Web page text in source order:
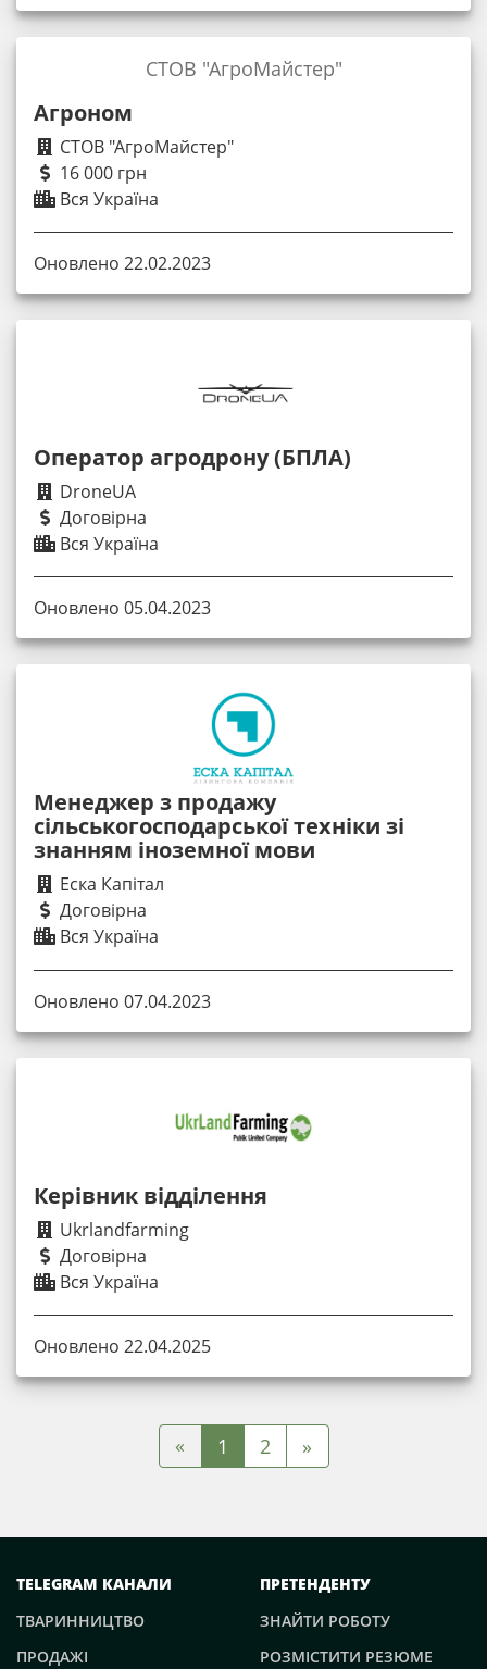
Агроном
СТОВ "АгроМайстер"
16 000 грн
Вся Україна
СТОВ "АгроМайстер"
Оновлено 22.02.2023
Оператор агродрону (БПЛА)
DroneUA
Договірна
Вся Україна
Оновлено 05.04.2023
Менеджер з продажу
сільськогосподарської техніки зі
знанням іноземної мови
Еска Капітал
Договірна
Вся Україна
Оновлено 07.04.2023
Керівник відділення
Ukrlandfarming
Договірна
Вся Україна
Оновлено 22.04.2025
« 1 2 »
TELEGRAM КАНАЛИ
ТВАРИННИЦТВО
ПРОДАЖІ
ПРЕТЕНДЕНТУ
ЗНАЙТИ РОБОТУ
РОЗМІСТИТИ РЕЗЮМЕ